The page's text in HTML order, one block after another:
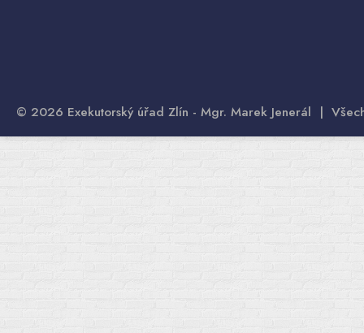
© 2026 Exekutorský úřad Zlín - Mgr. Marek Jenerál |